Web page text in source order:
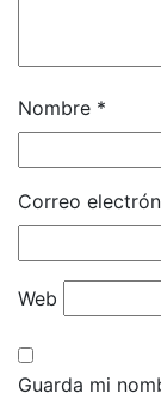
Nombre *
Correo
Web
Guarda mi